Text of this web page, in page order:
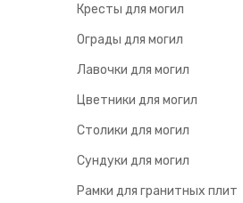
Кресты для могил
Ограды для могил
Лавочки для могил
Цветники для могил
Столики для могил
Сундуки для могил
Рамки для гранитных плит